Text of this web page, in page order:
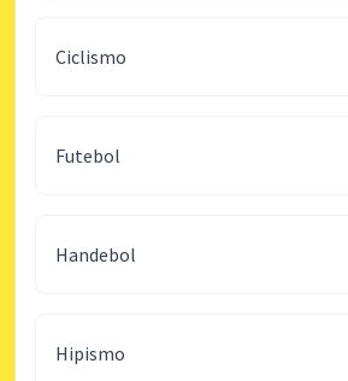
Ciclismo
Futebol
Handebol
Hipismo